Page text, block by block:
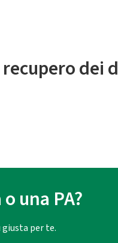
dei
una PA?
per te.